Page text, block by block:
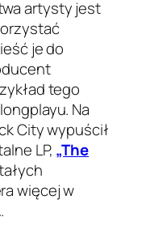
artysty jest
je do
tego
Na
City wypuścił
LP, „The
więcej w
.